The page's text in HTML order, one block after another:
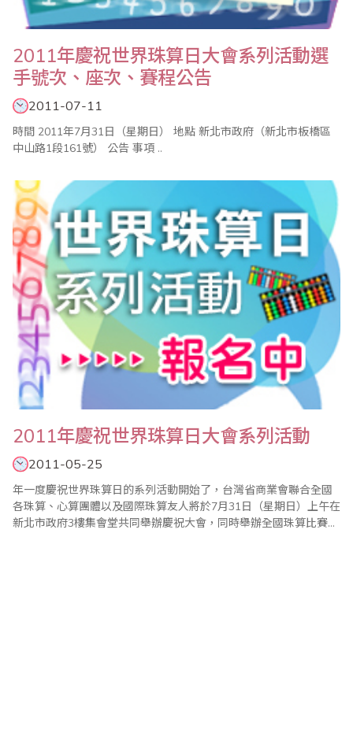
2011年慶祝世界珠算日大會系列活動選
手號次、座次、賽程公告
2011-07-11
時間 2011年7月31日（星期日） 地點 新北市政府（新北市板橋區
中山路1段161號） 公告 事項 ..
2011年慶祝世界珠算日大會系列活動
2011-05-25
年一度慶祝世界珠算日的系列活動開始了，台灣省商業會聯合全國
各珠算、心算團體以及國際珠算友人將於7月31日（星期日）上午在
新北市政府3樓集會堂共同舉辦慶祝大會，同時舉辦全國珠算比賽暨